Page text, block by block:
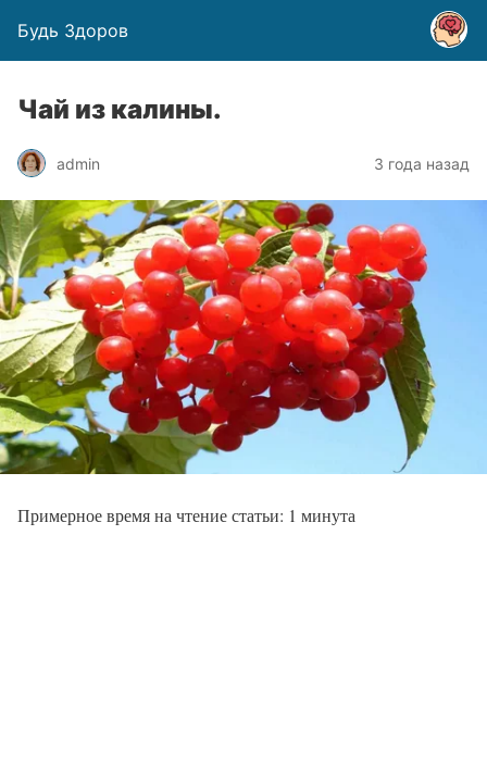
Будь Здоров
Чай из калины.
admin 3 года назад
Примерное время на чтение статьи: 1 минута